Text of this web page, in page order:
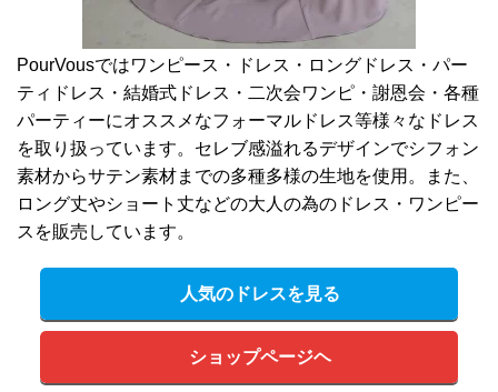
PourVousではワンピース・ドレス・ロングドレス・パー
ティドレス・結婚式ドレス・二次会ワンピ・謝恩会・各種
パーティーにオススメなフォーマルドレス等様々なドレス
を取り扱っています。セレブ感溢れるデザインでシフォン
素材からサテン素材までの多種多様の生地を使用。また、
ロング丈やショート丈などの大人の為のドレス・ワンピー
スを販売しています。
人気のドレスを見る
ショップページヘ